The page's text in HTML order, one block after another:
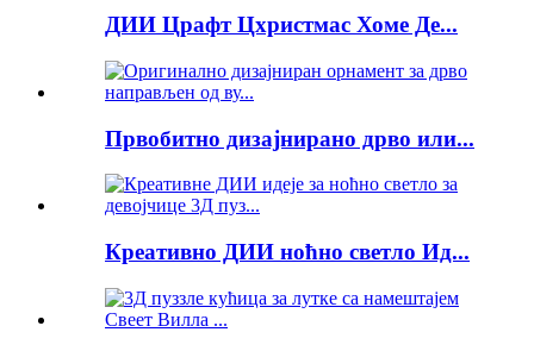
ДИИ Црафт Цхристмас Хоме Де...
Првобитно дизајнирано дрво или...
Креативно ДИИ ноћно светло Ид...